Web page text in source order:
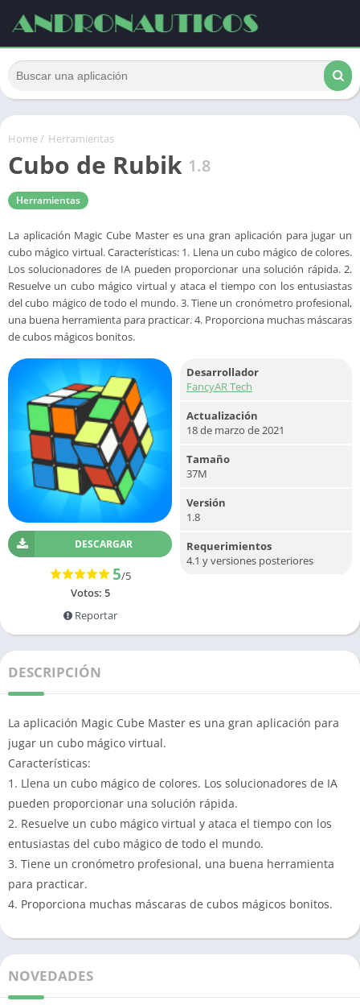
Home/ Herramientas
Cubo de Rubik 1.8
Herramientas
La aplicación Magic Cube Master es una gran aplicación para jugar un
cubo mágico virtual. Características: 1. Llena un cubo mágico de colores.
Los solucionadores de IA pueden proporcionar una solución rápida. 2.
Resuelve un cubo mágico virtual y ataca el tiempo con los entusiastas
del cubo mágico de todo el mundo. 3. Tiene un cronómetro profesional,
una buena herramienta para practicar. 4. Proporciona muchas máscaras
de cubos mágicos bonitos.
DESCARGAR
5/5
Votos: 5
Reportar
Desarrollador
FancyAR Tech
Actualización
18 de marzo de 2021
Tamaño
37M
Versión
1.8
Requerimientos
4.1 y versiones posteriores
DESCRIPCIÓN
La aplicación Magic Cube Master es una gran aplicación para
jugar un cubo mágico virtual.
Características:
1. Llena un cubo mágico de colores. Los solucionadores de IA
pueden proporcionar una solución rápida.
2. Resuelve un cubo mágico virtual y ataca el tiempo con los
entusiastas del cubo mágico de todo el mundo.
3. Tiene un cronómetro profesional, una buena herramienta
para practicar.
4. Proporciona muchas máscaras de cubos mágicos bonitos.
NOVEDADES